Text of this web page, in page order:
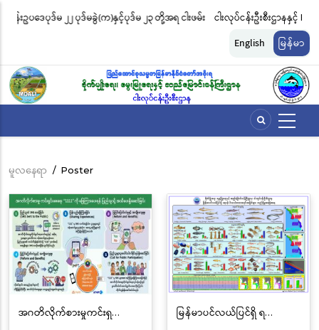
အဓိက
အကြောင်းအရာ
မည်
အရ ငါးဖမ်း
ငါးလုပ်ငန်းဦးစီးဌာနနှင့် FFI အကြား မြန်မာနိုင်ငံ ပင်လယ်နှင့် ရေချိုဇီဝမျို
မျိုးကွဲများ ထိန်းသိမ်းကာကွယ်စောင့်ရှောက်ခြင်းလုပ်ငန်းများ ဆောင်ရွက်
English မြန်မာ
Breadcrumb
မူလနေရာ / Poster
အဂတိလိုက်စားမှုကင်းရှ… မြန်မာပင်လယ်ပြင်ရှိ ရ…